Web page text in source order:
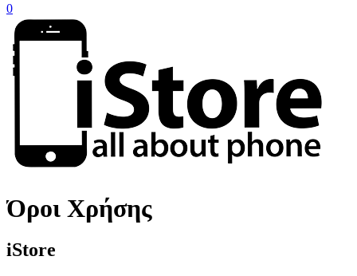
search
account
0
Menu
Όροι Χρήσης
iStore